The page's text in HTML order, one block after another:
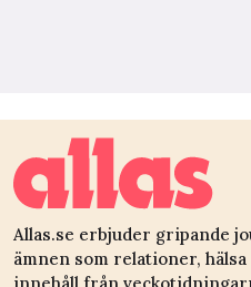
Allas.se erbjuder gripande
ämnen som relationer,